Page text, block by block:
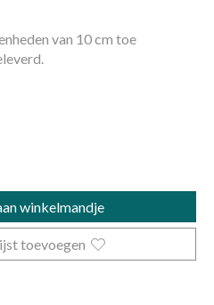
van 10 cm toe
winkelmandje
toevoegen